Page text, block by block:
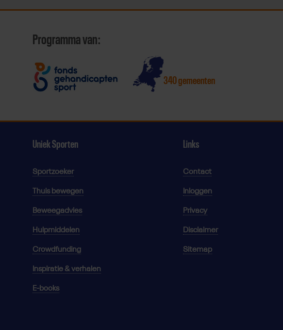
Programma van:
340 gemeenten
Uniek Sporten
Sportzoeker
Thuis bewegen
Beweegadvies
Hulpmiddelen
Crowdfunding
Inspiratie & verhalen
E-books
Links
Contact
Inloggen
Privacy
Disclaimer
Sitemap